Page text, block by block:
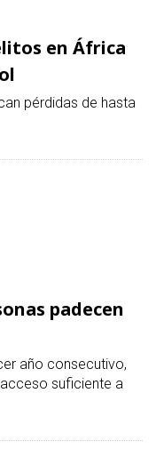
en África
pérdidas de hasta
padecen
año consecutivo,
suficiente a